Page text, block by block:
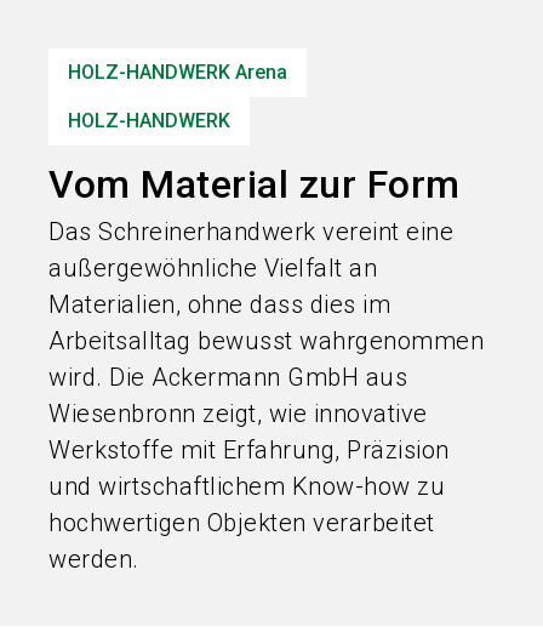
HOLZ-HANDWERK Arena
HOLZ-HANDWERK
Vom Material zur Form
Das Schreinerhandwerk vereint eine
außergewöhnliche Vielfalt an
Materialien, ohne dass dies im
Arbeitsalltag bewusst wahrgenommen
wird. Die Ackermann GmbH aus
Wiesenbronn zeigt, wie innovative
Werkstoffe mit Erfahrung, Präzision
und wirtschaftlichem Know-how zu
hochwertigen Objekten verarbeitet
werden.